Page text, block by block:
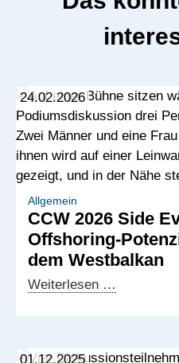
24.02.2026
Allgemein
CCW 2026 Side
Offshoring-
dem Westbalkan
Weiterlesen …
01.12.2025